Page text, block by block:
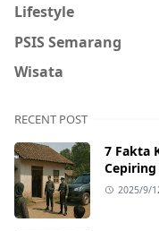
Lifestyle
PSIS Semarang
Wisata
RECENT POST
7 Fakta
2025/9/